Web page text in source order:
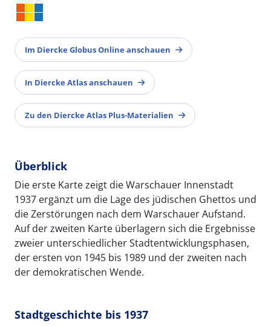
Im Diercke Globus Online anschauen
In Diercke Atlas anschauen
Zu den Diercke Atlas Plus-Materialien
Überblick
Die erste Karte zeigt die Warschauer Innenstadt
1937 ergänzt um die Lage des jüdischen Ghettos und
die Zerstörungen nach dem Warschauer Aufstand.
Auf der zweiten Karte überlagern sich die Ergebnisse
zweier unterschiedlicher Stadtentwicklungsphasen,
der ersten von 1945 bis 1989 und der zweiten nach
der demokratischen Wende.
Stadtgeschichte bis 1937